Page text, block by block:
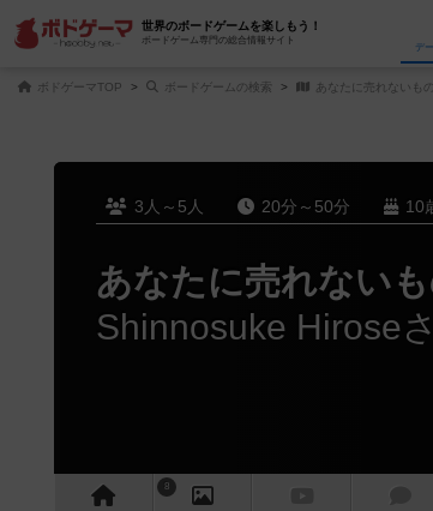
世界のボードゲームを楽しもう！
ボードゲーム専門の総合情報サイト
ボドゲーマTOP ボードゲームの検索 あなたに売れないも
3人～5人 20分～50分 10
あなたに売れない
Shinnosuke Hirose
8